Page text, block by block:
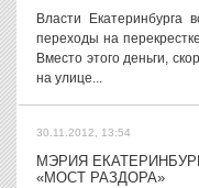
Власти Екатеринбурга
переходы на
Вместо этого деньги,
на улице...
30.11.2012, 13:54
МЭРИЯ
«МОСТ РАЗДОРА»